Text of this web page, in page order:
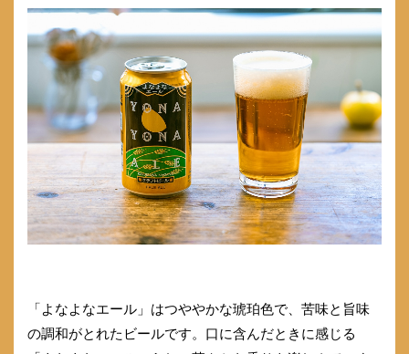
「よなよなエール」はつややかな琥珀色で、苦味と旨味
の調和がとれたビールです。口に含んだときに感じる